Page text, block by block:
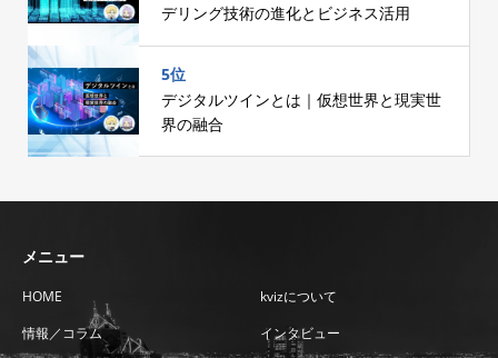
デリング技術の進化とビジネス活用
5位
デジタルツインとは｜仮想世界と現実世
界の融合
メニュー
HOME
kvizについて
情報／コラム
インタビュー